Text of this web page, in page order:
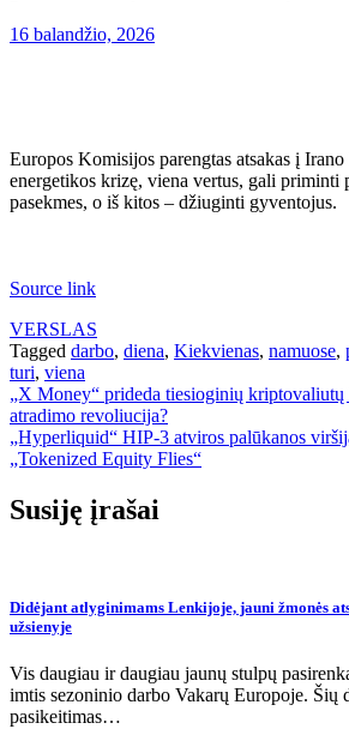
16 balandžio, 2026
Europos Komisijos parengtas atsakas į Irano
energetikos krizę, viena vertus, gali priminti
pasekmes, o iš kitos – džiuginti gyventojus.
Source link
VERSLAS
Tagged darbo, diena, Kiekvienas, namuose,
turi, viena
Navigacija
tarp
įrašų
„X Money“ prideda tiesioginių kriptovaliutų
atradimo revoliucija?
„Hyperliquid“ HIP-3 atviros palūkanos
„Tokenized Equity Flies“
Susiję įrašai
Didėjant atlyginimams Lenkijoje, jauni žmonės
užsienyje
Vis daugiau ir daugiau jaunų stulpų
imtis sezoninio darbo Vakarų Europoje. Šių
pasikeitimas…